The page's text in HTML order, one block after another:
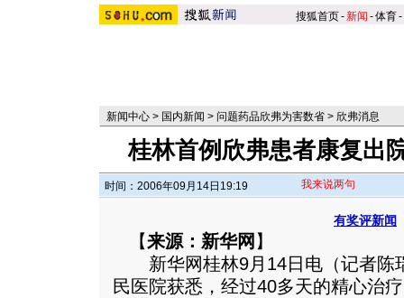
搜狐首页-新闻 -体育-
新闻中心 > 国内新闻 > 问题药品欣弗为害数省 > 欣弗消息
桂林首例欣弗患者康复出
时间：2006年09月14日19:19 我来说两句
有奖评新闻
【来源：新华网 】
新华网桂林9月14日电（记者陈
民医院获悉，经过40多天的精心治